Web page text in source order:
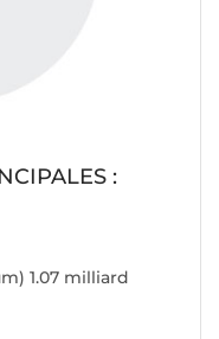
:
1.07 milliard